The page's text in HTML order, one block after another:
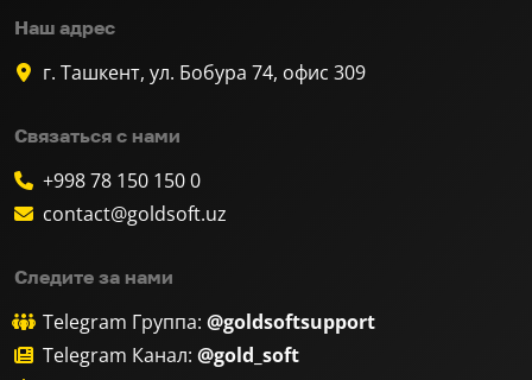
Наш адрес
г. Ташкент, ул. Бобура 74, офис 309
Связаться с нами
+998 78 150 150 0
contact@goldsoft.uz
Следите за нами
Telegram Группа: @goldsoftsupport
Telegram Канал: @gold_soft